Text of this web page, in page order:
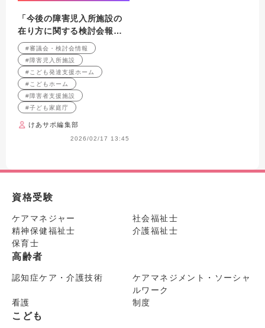
「今後の障害児入所施設の
在り方に関する検討会報告
書」（案）について（「こ
どもホーム」（仮称）の創
設など）
#審議会・検討会情報
#障害児入所施設
#こども発達支援ホーム
#こどもホーム
#障害者支援施設
#子ども家庭庁
けあサポ編集部
2026/02/17 13:45
資格受験
ケアマネジャー
社会福祉士
精神保健福祉士
介護福祉士
保育士
高齢者
認知症ケア・介護技術
ケアマネジメント・ソーシャ
ルワーク
看護
制度
こども